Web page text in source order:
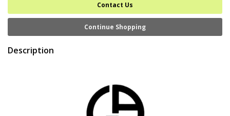
Contact Us
Continue Shopping
Description